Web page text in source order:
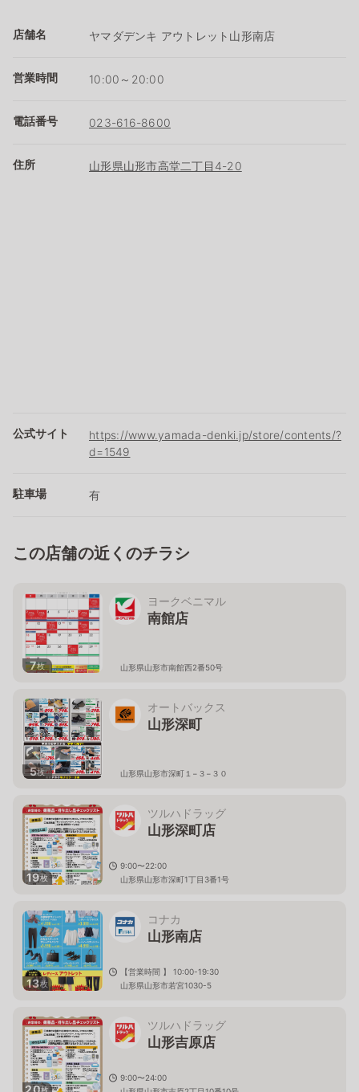
店舗名 ヤマダデンキ アウトレット山形南店
営業時間 10:00～20:00
電話番号 023-616-8600
住所 山形県山形市高堂二丁目4-20
公式サイト
https://www.yamada-denki.jp/store/contents/?
d=1549
駐車場 有
この店舗の近くのチラシ
7枚
ヨークベニマル
南館店
山形県山形市南館西2番50号
5枚
オートバックス
山形深町
山形県山形市深町１−３−３０
19枚
ツルハドラッグ
山形深町店
9:00〜22:00
山形県山形市深町1丁目3番1号
13枚
コナカ
山形南店
【営業時間 】 10:00-19:30
山形県山形市若宮1030-5
20枚
ツルハドラッグ
山形吉原店
9:00〜24:00